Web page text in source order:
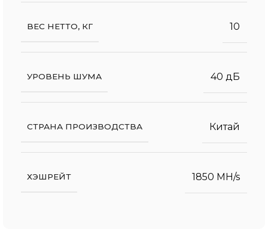
ВЕС НЕТТО, КГ 10
УРОВЕНЬ ШУМА 40 дБ
СТРАНА ПРОИЗВОДСТВА Китай
ХЭШРЕЙТ 1850 MH/s